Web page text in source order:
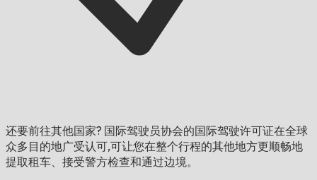
还要前往其他国家? 国际驾驶员协会的国际驾驶许可证在全球
众多目的地广受认可,可让您在整个行程的其他地方更顺畅地
提取租车、接受警方检查和通过边境。